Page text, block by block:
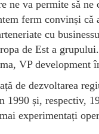
ne va permite să ne
ferm convinși că
cu
de Est a
VP development
de dezvoltarea
și, respectiv,
experimentați